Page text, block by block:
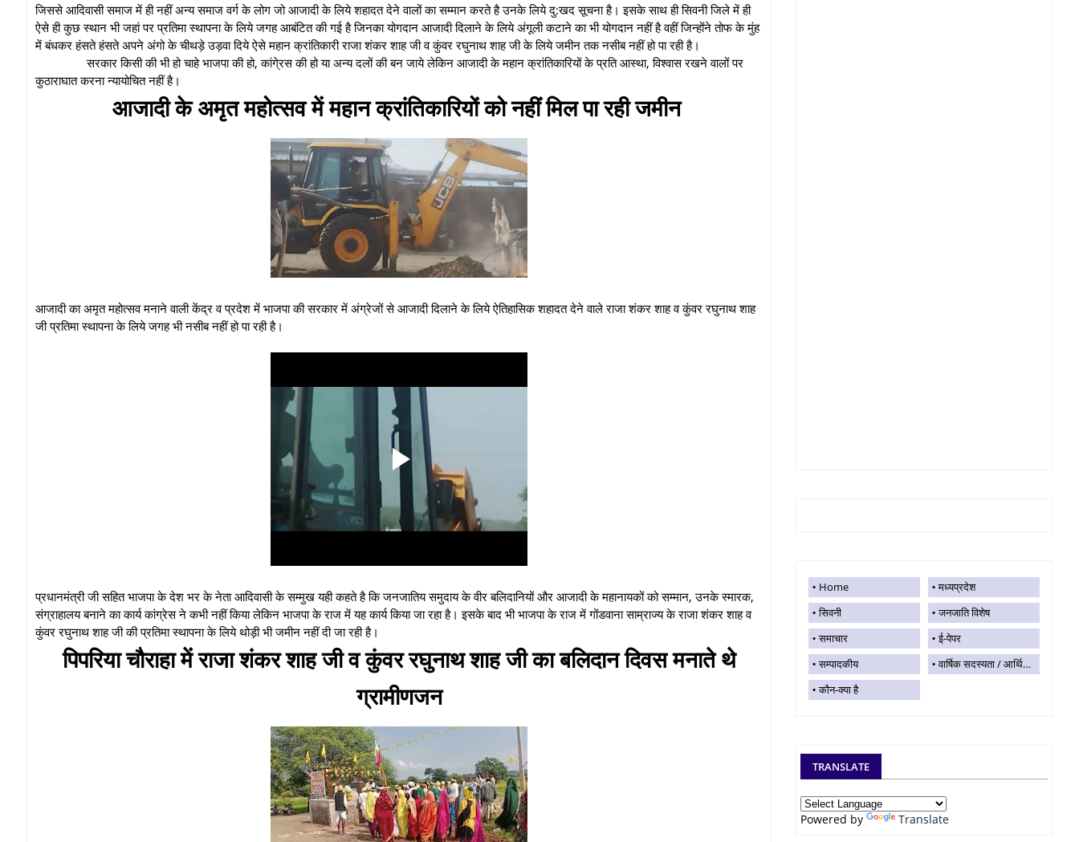
जिससे आदिवासी समाज में ही नहीं अन्य समाज वर्ग के लोग जो आजादी के लिये शहादत देने वालों का सम्मान करते है उनके लिये दु:खद सूचना है। इसके साथ ही सिवनी जिले में ही
ऐसे ही कुछ स्थान भी जहां पर प्रतिमा स्थापना के लिये जगह आबंटित की गई है जिनका योगदान आजादी दिलाने के लिये अंगूली कटाने का भी योगदान नहीं है वहीं जिन्होंने तोफ के मुंह
में बंधकर हंसते हंसते अपने अंगो के चीथड़े उड़वा दिये ऐसे महान क्रांतिकारी राजा शंकर शाह जी व कुंवर रघुनाथ शाह जी के लिये जमीन तक नसीब नहीं हो पा रही है।
सरकार किसी की भी हो चाहे भाजपा की हो, कांगे्रस की हो या अन्य दलों की बन जाये लेकिन आजादी के महान क्रांतिकारियों के प्रति आस्था, विश्वास रखने वालों पर
कुठाराघात करना न्यायोचित नहीं है।
आजादी के अमृत महोत्सव में महान क्रांतिकारियों को नहीं मिल पा रही जमीन
आजादी का अमृत महोत्सव मनाने वाली केंद्र व प्रदेश में भाजपा की सरकार में अंग्रेजों से आजादी दिलाने के लिये ऐतिहासिक शहादत देने वाले राजा शंकर शाह व कुंवर रघुनाथ शाह
जी प्रतिमा स्थापना के लिये जगह भी नसीब नहीं हो पा रही है।
प्रधानमंत्री जी सहित भाजपा के देश भर के नेता आदिवासी के सम्मुख यही कहते है कि जनजातिय समुदाय के वीर बलिदानियों और आजादी के महानायकों को सम्मान, उनके स्मारक,
संग्राहालय बनाने का कार्य कांग्रेस ने कभी नहीं किया लेकिन भाजपा के राज में यह कार्य किया जा रहा है। इसके बाद भी भाजपा के राज में गोंडवाना साम्राज्य के राजा शंकर शाह व
कुंवर रघुनाथ शाह जी की प्रतिमा स्थापना के लिये थोड़ी भी जमीन नहीं दी जा रही है।
पिपरिया चौराहा में राजा शंकर शाह जी व कुंवर रघुनाथ शाह जी का बलिदान दिवस मनाते थे
ग्रामीणजन
Home
मध्यप्रदेश
सिवनी
जनजाति विशेष
समाचार
ई-पेपर
सम्पादकीय
वार्षिक सदस्यता / आर्थिक सहयोग
कौन-क्या है
TRANSLATE
Powered by Translate